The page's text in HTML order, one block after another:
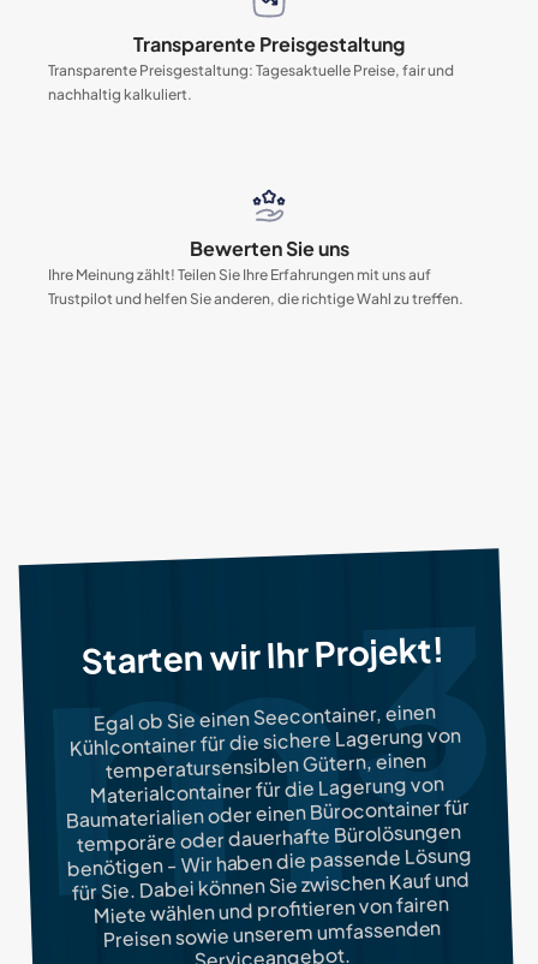
Transparente Preisgestaltung
Transparente Preisgestaltung: Tagesaktuelle Preise, fair und
nachhaltig kalkuliert.
Bewerten Sie uns
Ihre Meinung zählt! Teilen Sie Ihre Erfahrungen mit uns auf
Trustpilot und helfen Sie anderen, die richtige Wahl zu treffen.
Starten wir Ihr Projekt!
Egal ob Sie einen Seecontainer, einen
Kühlcontainer für die sichere Lagerung von
temperatursensiblen Gütern, einen
Materialcontainer für die Lagerung von
Baumaterialien oder einen Bürocontainer für
temporäre oder dauerhafte Bürolösungen
benötigen - Wir haben die passende Lösung
für Sie. Dabei können Sie zwischen Kauf und
Miete wählen und profitieren von fairen
Preisen sowie unserem umfassenden
Serviceangebot.